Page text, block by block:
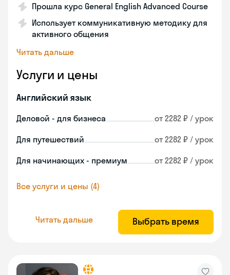
Прошла курс General English Advanced Course
Использует коммуникативную методику для
активного общения
Читать дальше
Услуги и цены
Английский язык
Деловой - для бизнеса от 2282 ₽ / урок
Для путешествий от 2282 ₽ / урок
Для начинающих - премиум от 2282 ₽ / урок
Все услуги и цены (4)
Читать дальше Выбрать время